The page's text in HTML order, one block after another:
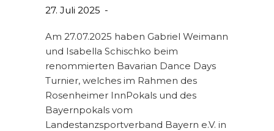
27. Juli 2025
Am 27.07.2025 haben Gabriel Weimann
und Isabella Schischko beim
renommierten Bavarian Dance Days
Turnier, welches im Rahmen des
Rosenheimer InnPokals und des
Bayernpokals vom
Landestanzsportverband Bayern e.V. in